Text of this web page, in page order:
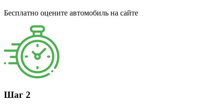
Бесплатно оцените автомобиль на сайте
Шаг 2